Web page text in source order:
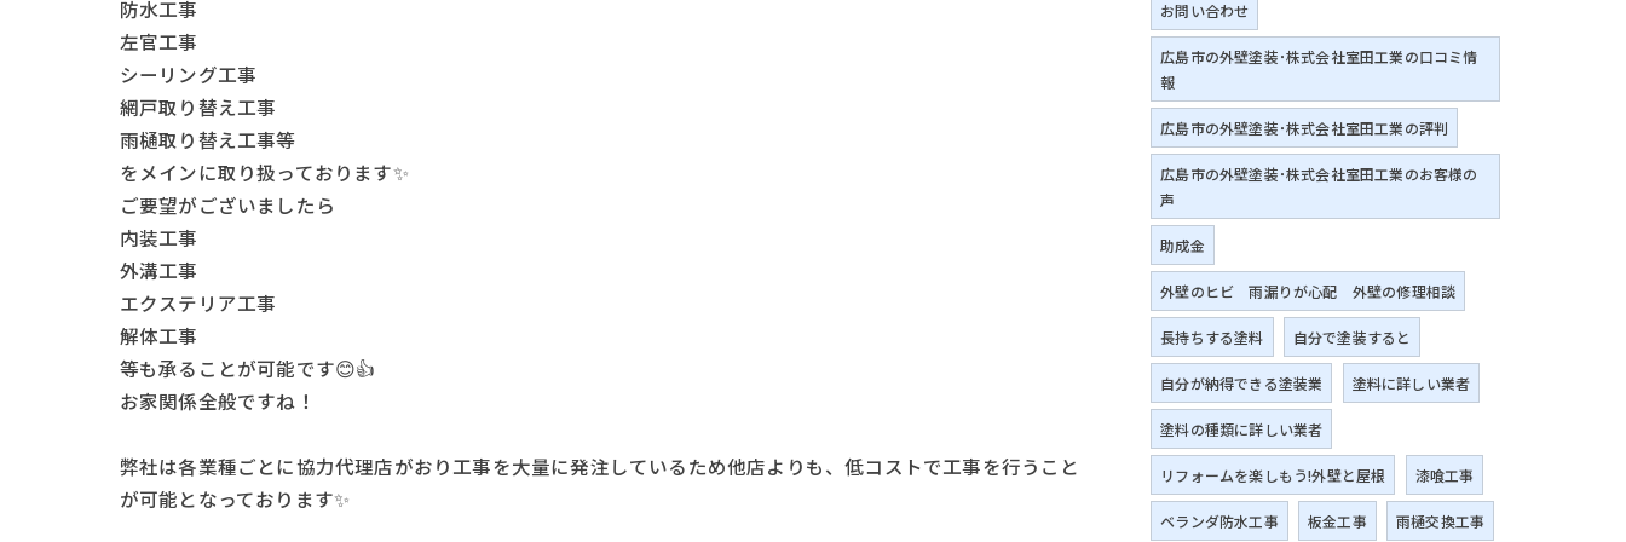
防水工事
左官工事
シーリング工事
網戸取り替え工事
雨樋取り替え工事等
をメインに取り扱っております✨
ご要望がございましたら
内装工事
外溝工事
エクステリア工事
解体工事
等も承ることが可能です😊👍
お家関係全般ですね！
弊社は各業種ごとに協力代理店がおり工事を大量に発注しているため他店よりも、低コストで工事を行うこと
が可能となっております✨
お問い合わせ
広島市の外壁塗装･株式会社室田工業の口コミ情
報
広島市の外壁塗装･株式会社室田工業の評判
広島市の外壁塗装･株式会社室田工業のお客様の
声
助成金
外壁のヒビ 雨漏りが心配 外壁の修理相談
長持ちする塗料 自分で塗装すると
自分が納得できる塗装業 塗料に詳しい業者
塗料の種類に詳しい業者
リフォームを楽しもう!外壁と屋根 漆喰工事
ベランダ防水工事 板金工事 雨樋交換工事